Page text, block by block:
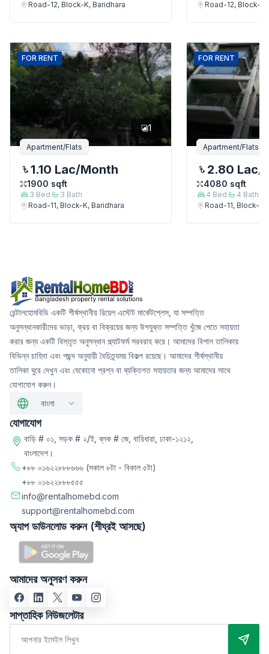
Road-12, Block-K, Baridhara
Road-12, Block-K,
FOR RENT
1
Apartment/Flats
1.10 Lac/Month
1900 sqft
3 Bed 3 Bath
Road-11, Block-K, Baridhara
FOR RENT
Apartment/Flats
2.80 Lac/
4080 sqft
4 Bed 4 Bath
Road-11, Block-K,
রেন্টালহোমবিডি একটি শীর্ষস্থানীয় রিয়েল এস্টেট মার্কেটপ্লেস, যা সম্পত্তি
অনুসন্ধানকারীদের ভাড়া, ক্রয় বা বিক্রয়ের জন্য উপযুক্ত সম্পত্তি খুঁজে পেতে সহায়তা
করার জন্য একটি বিস্তৃত অনুসন্ধান প্ল্যাটফর্ম সরবরাহ করে। আমাদের বিশাল তালিকায়
বিভিন্ন চাহিদা এবং পছন্দ অনুযায়ী বৈচিত্র্যময় বিকল্প রয়েছে। আমাদের শীর্ষস্থানীয়
তালিকা ঘুরে দেখুন এবং যেকোনো প্রশ্ন বা ব্যক্তিগত সহায়তার জন্য আমাদের সাথে
যোগাযোগ করুন।
বাংলা
যোগাযোগ
বাড়ি # ০১, সড়ক # ২/ই, ব্লক # জে, বারিধারা, ঢাকা-১২১২,
বাংলাদেশ।
+৮৮ ০১৬২২৮৮৮৬৬৬ (সকাল ৮টা - বিকাল ৫টা)
+৮৮ ০১৬২২৮৮৮৫৫৫
info@rentalhomebd.com
support@rentalhomebd.com
অ্যাপ ডাউনলোড করুন (শীঘ্রই আসছে)
আমাদের অনুসরণ করুন
সাপ্তাহিক নিউজলেটার